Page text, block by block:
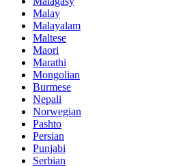
Malay
Malayalam
Maltese
Maori
Marathi
Mongolian
Burmese
Nepali
Norwegian
Pashto
Persian
Punjabi
Serbian